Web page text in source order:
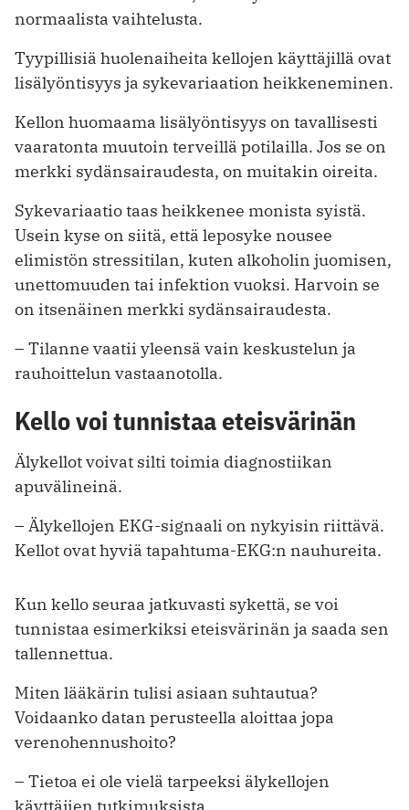
normaalista vaihtelusta.
Tyypillisiä huolenaiheita kellojen käyttäjillä ovat
lisälyöntisyys ja sykevariaation heikkeneminen.
Kellon huomaama lisälyöntisyys on tavallisesti
vaaratonta muutoin terveillä potilailla. Jos se on
merkki sydänsairaudesta, on muitakin oireita.
Sykevariaatio taas heikkenee monista syistä.
Usein kyse on siitä, että leposyke nousee
elimistön stressitilan, kuten alkoholin juomisen,
unettomuuden tai infektion vuoksi. Harvoin se
on itsenäinen merkki sydänsairaudesta.
– Tilanne vaatii yleensä vain keskustelun ja
rauhoittelun vastaanotolla.
Kello voi tunnistaa eteisvärinän
Älykellot voivat silti toimia diagnostiikan
apuvälineinä.
– Älykellojen EKG-signaali on nykyisin riittävä.
Kellot ovat hyviä tapahtuma-EKG:n nauhureita.
Kun kello seuraa jatkuvasti sykettä, se voi
tunnistaa esimerkiksi eteisvärinän ja saada sen
tallennettua.
Miten lääkärin tulisi asiaan suhtautua?
Voidaanko datan perusteella aloittaa jopa
verenohennushoito?
– Tietoa ei ole vielä tarpeeksi älykellojen